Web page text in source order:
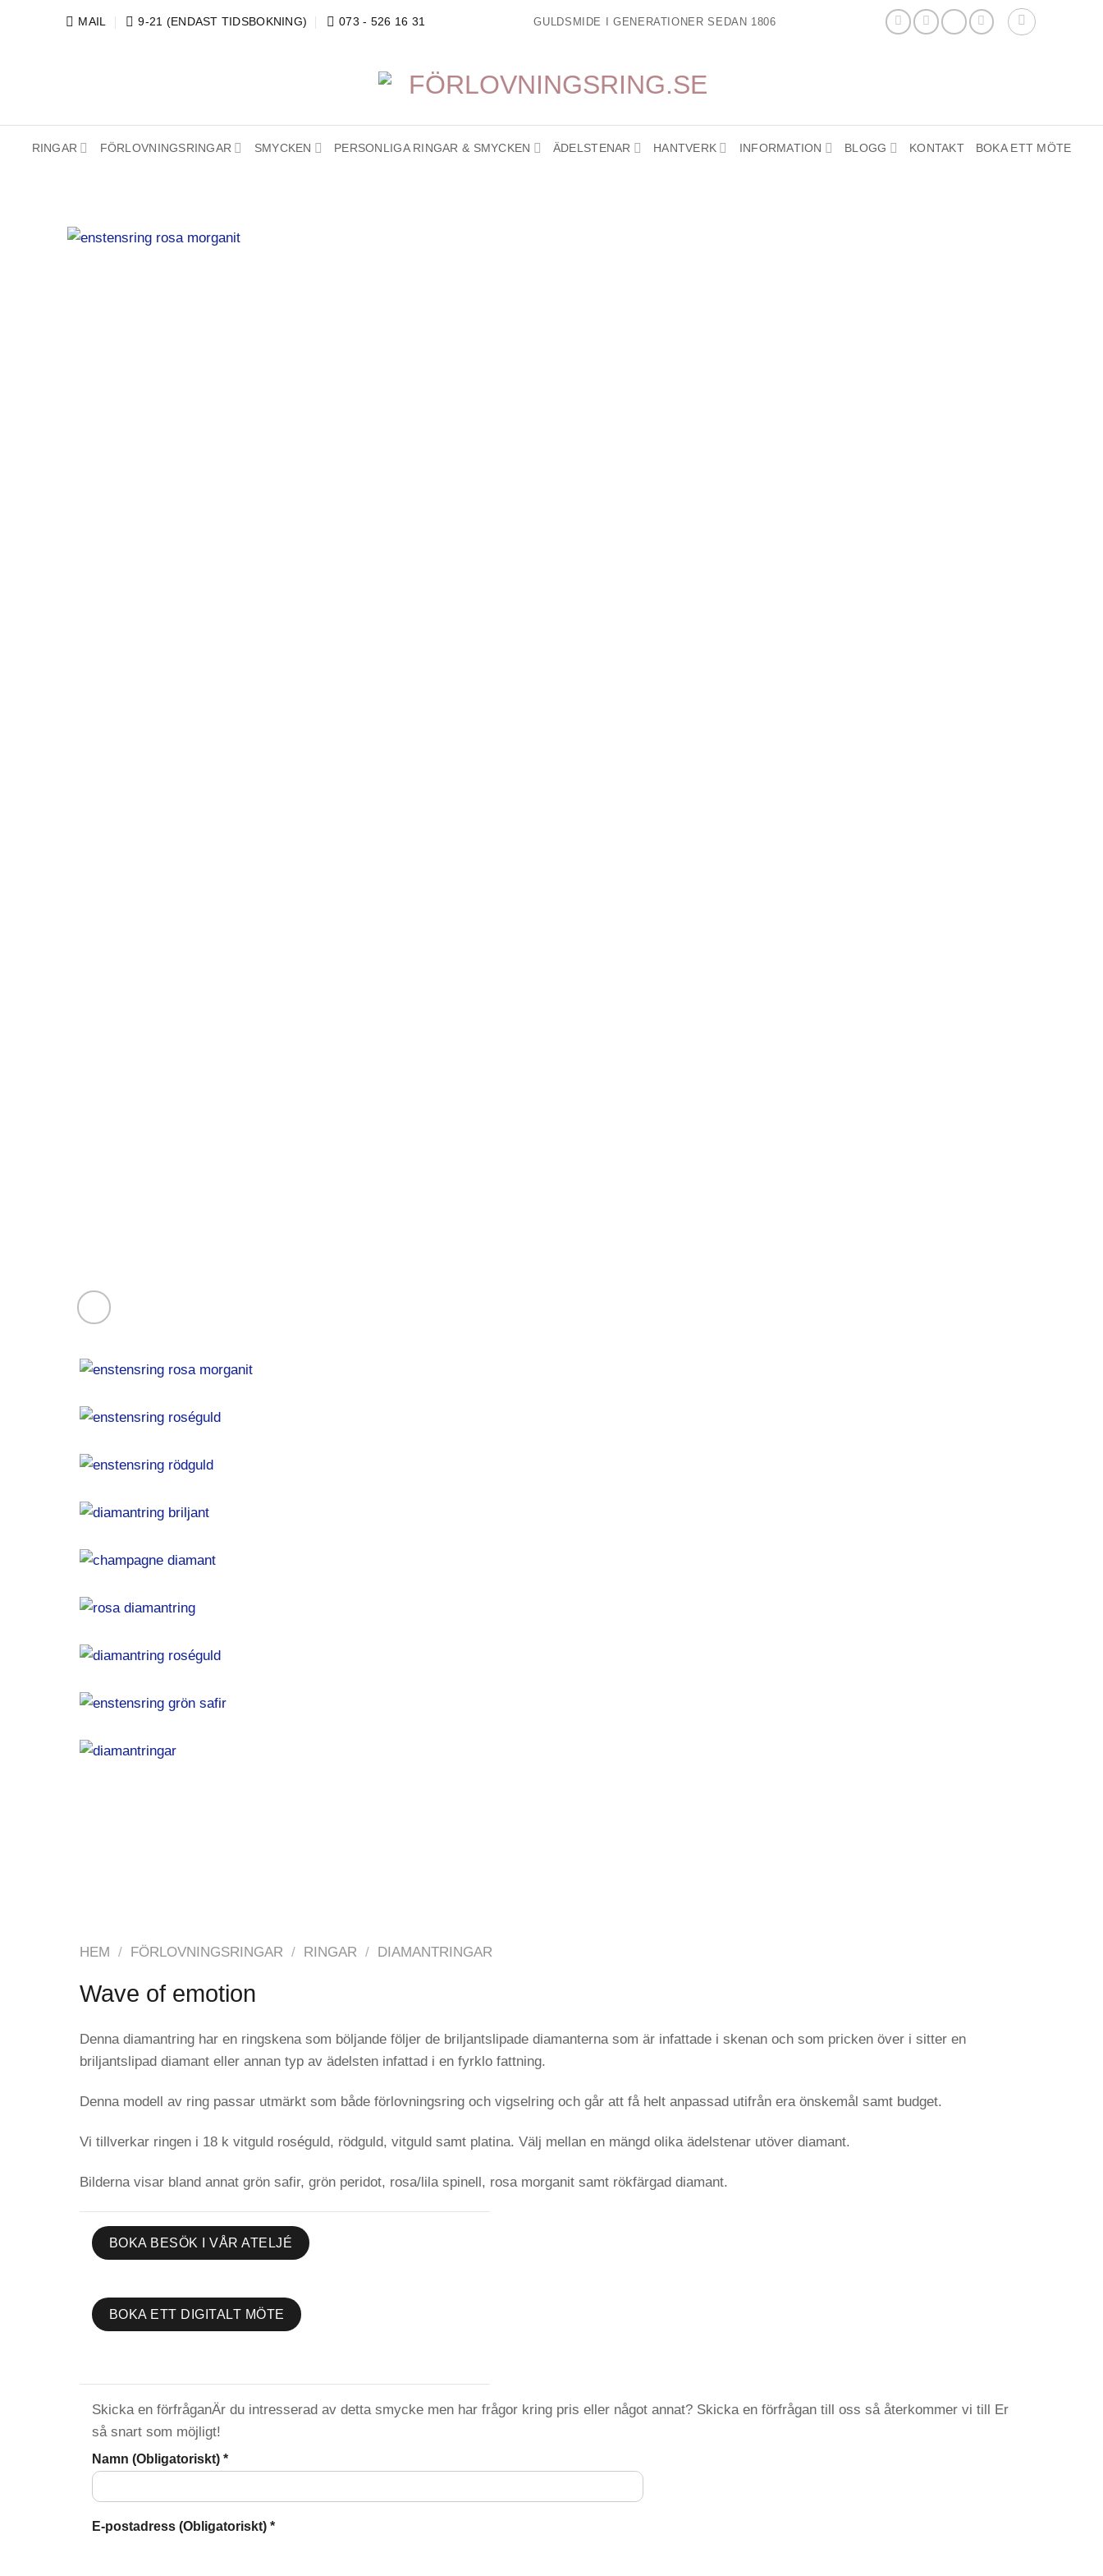
MAIL 9-21 (ENDAST TIDSBOKNING) 073 - 526 16 31 GULDSMIDE I GENERATIONER SEDAN 1806
RINGAR FÖRLOVNINGSRINGAR SMYCKEN PERSONLIGA RINGAR & SMYCKEN ÄDELSTENAR HANTVERK INFORMATION BLOGG KONTAKT BOKA ETT MÖTE
HEM / FÖRLOVNINGSRINGAR / RINGAR / DIAMANTRINGAR
Wave of emotion
Denna diamantring har en ringskena som böljande följer de briljantslipade diamanterna som är infattade i skenan och som pricken över i sitter en
briljantslipad diamant eller annan typ av ädelsten infattad i en fyrklo fattning.
Denna modell av ring passar utmärkt som både förlovningsring och vigselring och går att få helt anpassad utifrån era önskemål samt budget.
Vi tillverkar ringen i 18 k vitguld roséguld, rödguld, vitguld samt platina. Välj mellan en mängd olika ädelstenar utöver diamant.
Bilderna visar bland annat grön safir, grön peridot, rosa/lila spinell, rosa morganit samt rökfärgad diamant.
BOKA BESÖK I VÅR ATELJÉ
BOKA ETT DIGITALT MÖTE
Skicka en förfråganÄr du intresserad av detta smycke men har frågor kring pris eller något annat? Skicka en förfrågan till oss så återkommer vi till Er
så snart som möjligt!
Namn (Obligatoriskt) *
E-postadress (Obligatoriskt) *